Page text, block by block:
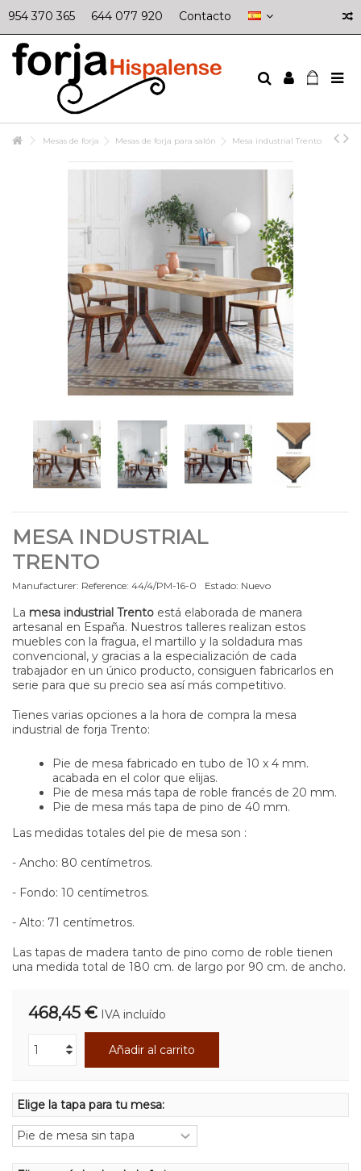
954 370 365 644 077 920 Contacto
Mesas de forja Mesas de forja para salón Mesa industrial Trento
MESA INDUSTRIAL
TRENTO
Manufacturer: Reference: 44/4/PM-16-0 Estado: Nuevo
La mesa industrial Trento está elaborada de manera
artesanal en España. Nuestros talleres realizan estos
muebles con la fragua, el martillo y la soldadura mas
convencional, y gracias a la especialización de cada
trabajador en un único producto, consiguen fabricarlos en
serie para que su precio sea así más competitivo.
Tienes varias opciones a la hora de compra la mesa
industrial de forja Trento:
Pie de mesa fabricado en tubo de 10 x 4 mm.
acabada en el color que elijas.
Pie de mesa más tapa de roble francés de 20 mm.
Pie de mesa más tapa de pino de 40 mm.
Las medidas totales del pie de mesa son :
- Ancho: 80 centímetros.
- Fondo: 10 centímetros.
- Alto: 71 centímetros.
Las tapas de madera tanto de pino como de roble tienen
una medida total de 180 cm. de largo por 90 cm. de ancho.
468,45 € IVA incluído
Añadir al carrito
Elige la tapa para tu mesa: